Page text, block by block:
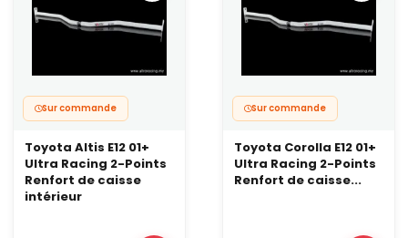
avec une suspension plus ferme (ressorts courts, combinés
filetés), des gommes plus adhérentes et une conduite engagée.
Une barre inférieure ne “rajoute” pas de grip par magie. Elle
vos pneus peuvent déjà offrir.
garder un train avant plus cohérent en entrée de virage,
limiter les mouvements parasites du berceau sous charge,
améliorer la précision au freinage,
rendre l’auto plus régulière quand les appuis s’enchaînent.
Sur une traction légère, l’effet se traduit souvent par un avant
Sur commande
Toyota Altis E12 01+
Ultra Racing 2-Points
Renfort de caisse
intérieur
Sur commande
Toyota Corolla E12 01+
Ultra Racing 2-Points
Renfort de caisse...